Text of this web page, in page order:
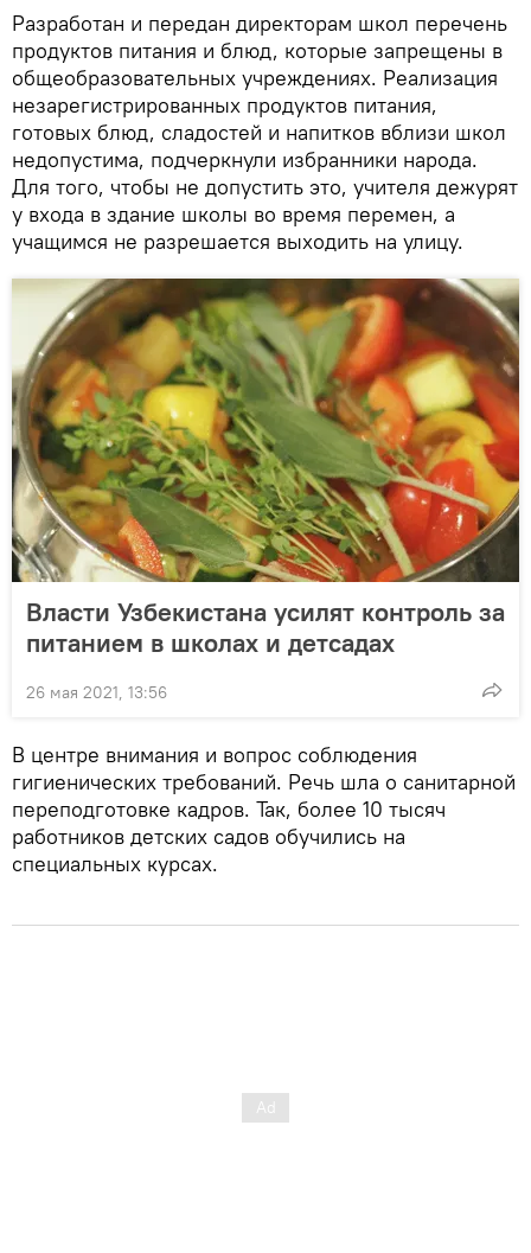
Разработан и передан директорам школ перечень
продуктов питания и блюд, которые запрещены в
общеобразовательных учреждениях. Реализация
незарегистрированных продуктов питания,
готовых блюд, сладостей и напитков вблизи школ
недопустима, подчеркнули избранники народа.
Для того, чтобы не допустить это, учителя дежурят
у входа в здание школы во время перемен, а
учащимся не разрешается выходить на улицу.
Власти Узбекистана усилят контроль за
питанием в школах и детсадах
26 мая 2021, 13:56
В центре внимания и вопрос соблюдения
гигиенических требований. Речь шла о санитарной
переподготовке кадров. Так, более 10 тысяч
работников детских садов обучились на
специальных курсах.